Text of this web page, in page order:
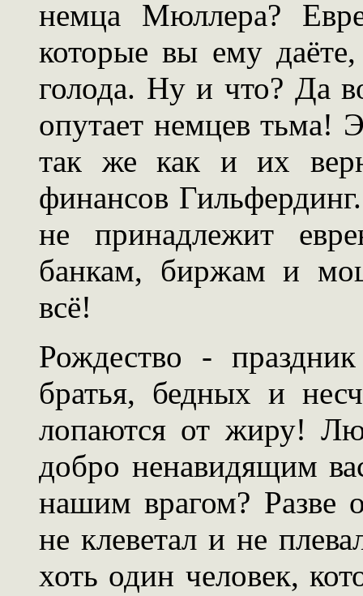
немца Мюллера?
которые вы ему
голода. Ну и что? Да
опутает немцев тьма!
так же как и их
финансов
не принадлежит
банкам, биржам и
всё!
Рождество -
братья, бедных и
лопаются от жиру!
добро ненавидящим
нашим врагом? Разве
не клеветал и не
хоть один человек,